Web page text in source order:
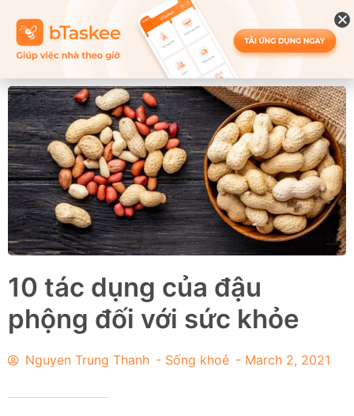
10 tác dụng của đậu
phộng đối với sức khỏe
Nguyen Trung Thanh - Sống khoẻ - March 2, 2021